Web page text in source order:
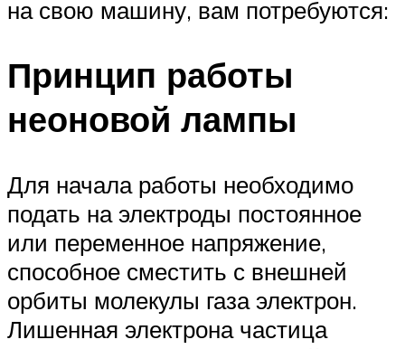
на свою машину, вам потребуются:
Принцип работы
неоновой лампы
Для начала работы необходимо
подать на электроды постоянное
или переменное напряжение,
способное сместить с внешней
орбиты молекулы газа электрон.
Лишенная электрона частица